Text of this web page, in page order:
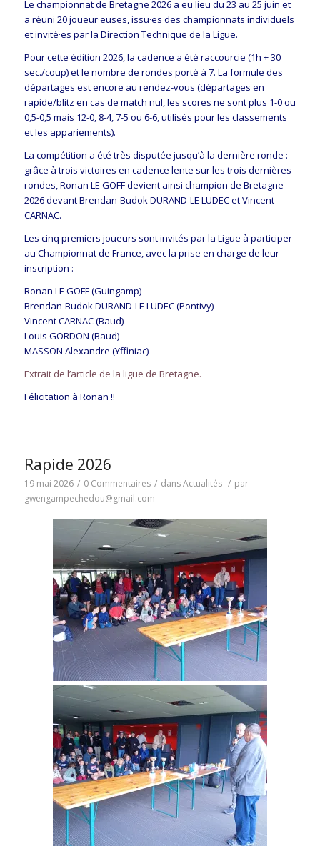
Le championnat de Bretagne 2026 a eu lieu du 23 au 25 juin et
a réuni 20 joueur·euses, issu·es des championnats individuels
et invité·es par la Direction Technique de la Ligue.
Pour cette édition 2026, la cadence a été raccourcie (1h + 30
sec./coup) et le nombre de rondes porté à 7. La formule des
départages est encore au rendez-vous (départages en
rapide/blitz en cas de match nul, les scores ne sont plus 1-0 ou
0,5-0,5 mais 12-0, 8-4, 7-5 ou 6-6, utilisés pour les classements
et les appariements).
La compétition a été très disputée jusqu’à la dernière ronde :
grâce à trois victoires en cadence lente sur les trois dernières
rondes, Ronan LE GOFF devient ainsi champion de Bretagne
2026 devant Brendan-Budok DURAND-LE LUDEC et Vincent
CARNAC.
Les cinq premiers joueurs sont invités par la Ligue à participer
au Championnat de France, avec la prise en charge de leur
inscription :
Ronan LE GOFF (Guingamp)
Brendan-Budok DURAND-LE LUDEC (Pontivy)
Vincent CARNAC (Baud)
Louis GORDON (Baud)
MASSON Alexandre (Yffiniac)
Extrait de l’article de la ligue de Bretagne.
Félicitation à Ronan !!
Rapide 2026
19 mai 2026 / 0 Commentaires / dansActualités / par
gwengampechedou@gmail.com